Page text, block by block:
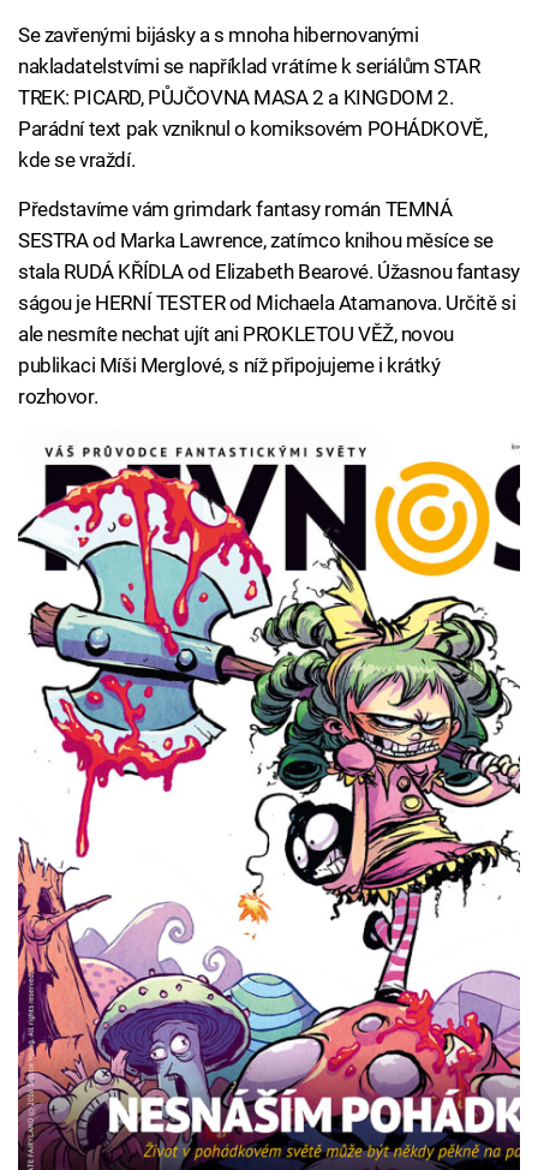
Se zavřenými bijásky a s mnoha hibernovanými
nakladatelstvími se například vrátíme k seriálům STAR
TREK: PICARD, PŮJČOVNA MASA 2 a KINGDOM 2.
Parádní text pak vzniknul o komiksovém POHÁDKOVĚ,
kde se vraždí.
Představíme vám grimdark fantasy román TEMNÁ
SESTRA od Marka Lawrence, zatímco knihou měsíce se
stala RUDÁ KŘÍDLA od Elizabeth Bearové. Úžasnou fantasy
ságou je HERNÍ TESTER od Michaela Atamanova. Určitě si
ale nesmíte nechat ujít ani PROKLETOU VĚŽ, novou
publikaci Míši Merglové, s níž připojujeme i krátký
rozhovor.